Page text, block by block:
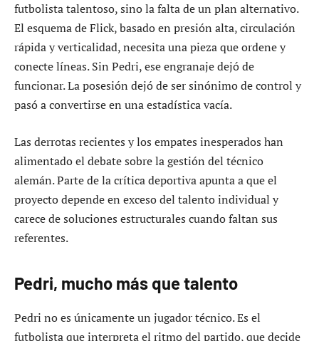
futbolista talentoso, sino la falta de un plan alternativo.
El esquema de Flick, basado en presión alta, circulación
rápida y verticalidad, necesita una pieza que ordene y
conecte líneas. Sin Pedri, ese engranaje dejó de
funcionar. La posesión dejó de ser sinónimo de control y
pasó a convertirse en una estadística vacía.
Las derrotas recientes y los empates inesperados han
alimentado el debate sobre la gestión del técnico
alemán. Parte de la crítica deportiva apunta a que el
proyecto depende en exceso del talento individual y
carece de soluciones estructurales cuando faltan sus
referentes.
Pedri, mucho más que talento
Pedri no es únicamente un jugador técnico. Es el
futbolista que interpreta el ritmo del partido, que decide